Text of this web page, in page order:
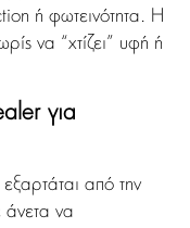
ή φωτεινότητα. Η
να “χτίζει” υφή ή
για
από την
άνετα να